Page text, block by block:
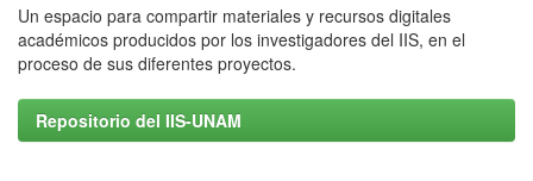
Un espacio para compartir materiales y recursos digitales
académicos producidos por los investigadores del IIS, en el
proceso de sus diferentes proyectos.
Repositorio del IIS-UNAM